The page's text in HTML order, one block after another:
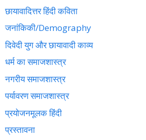
छायावादित्तर हिंदी कविता
जनांकिकी/Demography
दिवेदी युग और छायावादी काव्य
धर्म का समाजशास्त्र
नगरीय समाजशास्त्र
पर्यावरण समाजशास्त्र
प्रयोजनमूलक हिंदी
प्रस्तावना